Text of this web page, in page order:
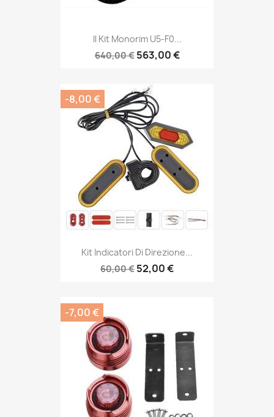
Il Kit Monorim U5-F0...
640,00 € 563,00 €
Kit Indicatori Di Direzione...
60,00 € 52,00 €
-8,00 €
-7,00 €